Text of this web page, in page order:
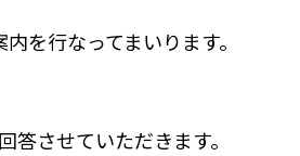
を行なってまいります。
させていただきます。